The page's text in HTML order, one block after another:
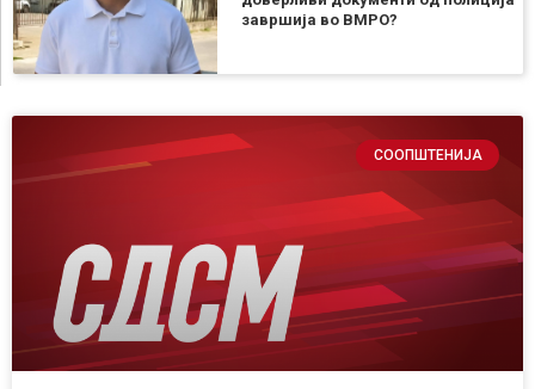
завршија во ВМРО?
СООПШТЕНИЈА